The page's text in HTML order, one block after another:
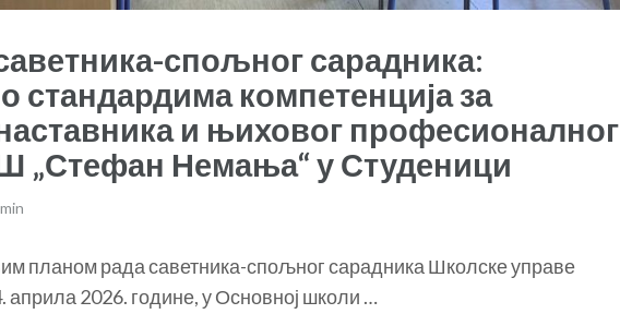
спољног сарадника:
стандардима компетенција за
и њиховог професионалног
„Стефан Немања“ у Студеници
планом рада саветника-спољног сарадника Школске управе
априла 2026. године, у Основној школи …